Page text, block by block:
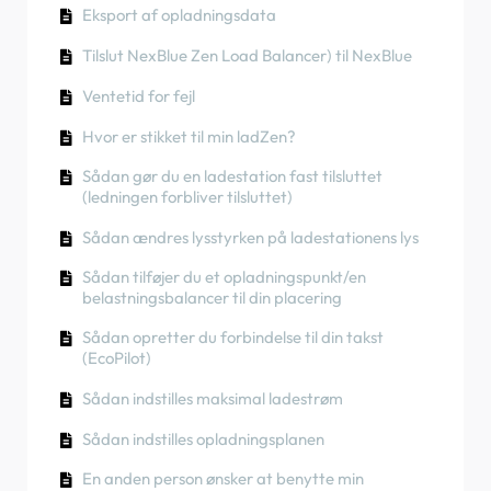
uventet adfærd
Reststrømsbeskyttelse
Fasevridning
Sådan kontrolleres det, om et produkt har udvist
uventet adfærd
Sådan tilsluttes NexBlue Zen smart måler) til
belastningsbalancer
Sådan tilsluttes ladestationen til 4G under/efter
installationen
Sådan udfører du en fabriksindstilling af et
produkt
Sådan oprettes og administreres placeringer
Sådan kontrolleres det, om et produkt har udvist
uventet adfærd
Opladningsstatus
Phase rotation
Sådan overføres ejerskabet til slutkunden
(Partnerportal)
Forudgående konfiguration: Fjernbetjent
færdiggørelse af installationskonfigurationen
på portalen
Skal alle nye installatører have et brugernavn
En anden person ønsker at benytte min
vedkommende?
Opladerfarver
Eksport af opladningsdata
Tilslut NexBlue Zen Load Balancer) til NexBlue
Ventetid for fejl
Hvor er stikket til min ladZen?
Sådan gør du en ladestation fast tilsluttet
(ledningen forbliver tilsluttet)
Sådan ændres lysstyrken på ladestationens lys
Sådan tilføjer du et opladningspunkt/en
belastningsbalancer til din placering
Sådan opretter du forbindelse til din takst
(EcoPilot)
Sådan indstilles maksimal ladestrøm
Sådan indstilles opladningsplanen
En anden person ønsker at benytte min